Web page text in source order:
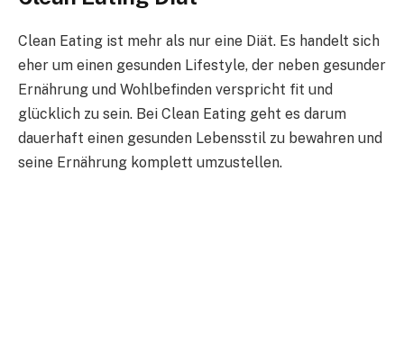
Clean Eating ist mehr als nur eine Diät. Es handelt sich
eher um einen gesunden Lifestyle, der neben gesunder
Ernährung und Wohlbefinden verspricht fit und
glücklich zu sein. Bei Clean Eating geht es darum
dauerhaft einen gesunden Lebensstil zu bewahren und
seine Ernährung komplett umzustellen.